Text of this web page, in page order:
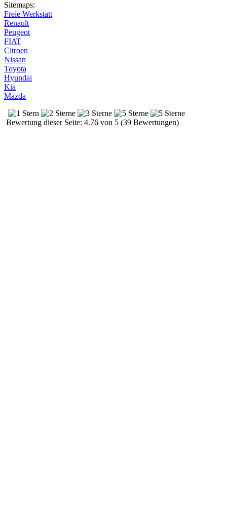
Sitemaps:
Freie Werkstatt
Renault
Peugeot
FIAT
Citroen
Nissan
Toyota
Hyundai
Kia
Mazda
Bewertung dieser Seite: 4.76 von 5 (39 Bewertungen)